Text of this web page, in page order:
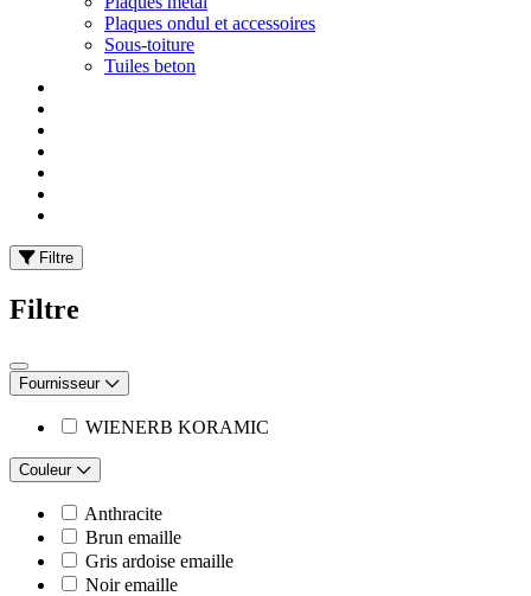
Plaques ondul et accessoires
Sous-toiture
Tuiles beton
Filtre
Filtre
Fournisseur
WIENERB KORAMIC
Couleur
Anthracite
Brun emaille
Gris ardoise emaille
Noir emaille